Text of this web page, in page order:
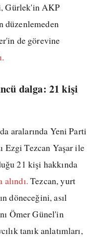
Gürlek'in AKP
düzenlemeden
de görevine
dalga: 21 kişi
aralarında Yeni Parti
Ezgi Tezcan Yaşar ile
21 kişi hakkında
alındı. Tezcan, yurt
döneceğini, asıl
Ömer Günel'in
tanık anlatımları,